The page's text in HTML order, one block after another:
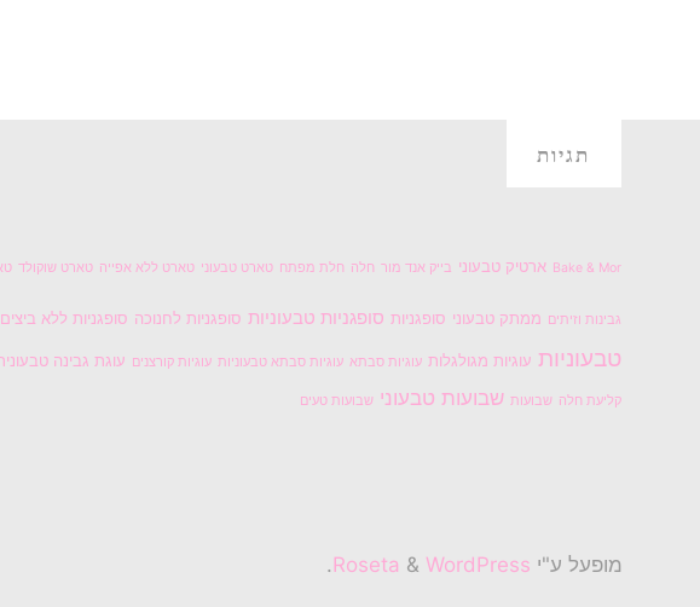
תגיות
Bake & Mor ארטיק טבעוני בייק אנד מור חלה חלת מפתח טארט טבעוני טארט ללא אפייה טארט שוקולד
גבינות וזיתים ממתק טבעוני סופגניות סופגניות טבעוניות סופגניות לחנוכה סופגניות ללא ביצים
טבעוניות עוגיות מגולגלות עוגיות סבתא עוגיות סבתא טבעוניות עוגיות קורצנים עוגת גבינה
קליעת חלה שבועות שבועות טבעוני שבועות טעים
מופעל ע"י & WordPress
.